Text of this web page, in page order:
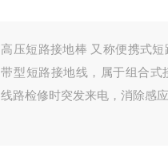
高压短路接地棒 又称便携式
带型短路接地线，属于组合
线路检修时突发来电，消除感